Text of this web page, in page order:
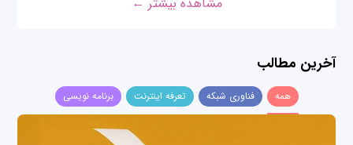
آخرین مطالب
همه فناوری شبکه تعرفه اینترنت برنامه نویسی